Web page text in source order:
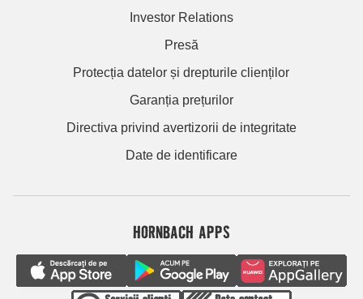
Investor Relations
Presă
Protecția datelor și drepturile clienților
Garanția prețurilor
Directiva privind avertizorii de integritate
Date de identificare
HORNBACH APPS